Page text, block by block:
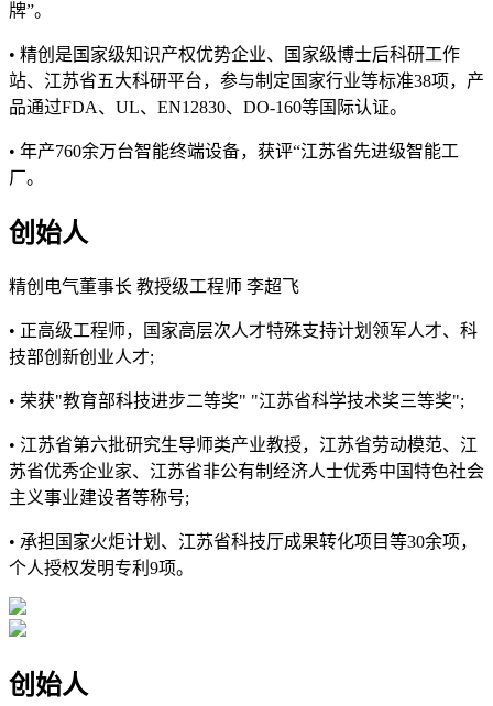
牌”。
• 精创是国家级知识产权优势企业、国家级博士后科研工作
站、江苏省五大科研平台，参与制定国家行业等标准38项，产
品通过FDA、UL、EN12830、DO-160等国际认证。
• 年产760余万台智能终端设备，获评“江苏省先进级智能工
厂。
创始人
精创电气董事长 教授级工程师 李超飞
• 正高级工程师，国家高层次人才特殊支持计划领军人才、科
技部创新创业人才;
• 荣获"教育部科技进步二等奖" "江苏省科学技术奖三等奖";
• 江苏省第六批研究生导师类产业教授，江苏省劳动模范、江
苏省优秀企业家、江苏省非公有制经济人士优秀中国特色社会
主义事业建设者等称号;
• 承担国家火炬计划、江苏省科技厅成果转化项目等30余项，
个人授权发明专利9项。
创始人